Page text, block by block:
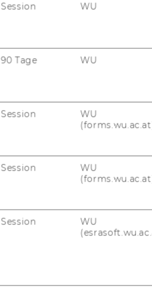
Unsere
Kanäle
LinkedIn
HOW TO FIND US
Session WU
90 Tage WU
Session
WU
Session
WU
Session
WU